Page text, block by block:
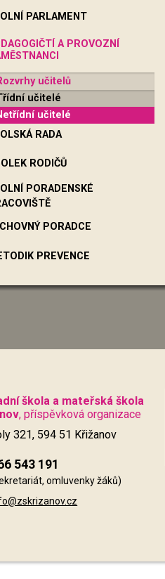
PARLAMENT
A PROVOZNÍ
učitelů
učitelé
učitelé
RADA
RODIČŮ
PORADENSKÉ
PORADCE
PREVENCE
škola a mateřská škola
, příspěvková organizace
321, 594 51 Křižanov
543 191
omluvenky žáků)